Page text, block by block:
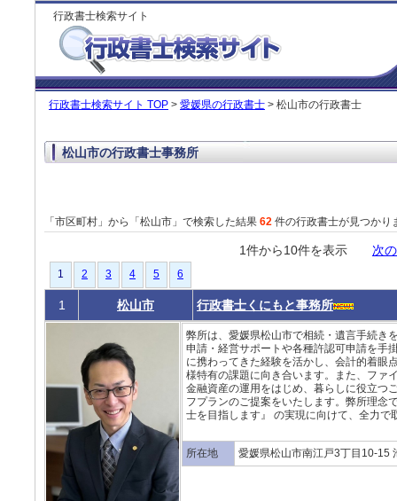
行政書士検索サイト
行政書士検索サイト TOP > 愛媛県の行政書士 > 松山市の行政書士
松山市の行政書士事務所
「市区町村」から「松山市」で検索した結果 62 件の行政書士が見つかり
1件から10件を表示 次
1 2 3 4 5 6
1 松山市 行政書士くにもと事務所
弊所は、愛媛県松山市で相続・遺言手続き
申請・経営サポートや各種許認可申請を手
に携わってきた経験を活かし、会計的着眼
様特有の課題に向き合います。また、ファ
金融資産の運用をはじめ、暮らしに役立つ
フプランのご提案をいたします。弊所理念
士を目指します』 の実現に向けて、全力で
所在地 愛媛県松山市南江戸3丁目10-15